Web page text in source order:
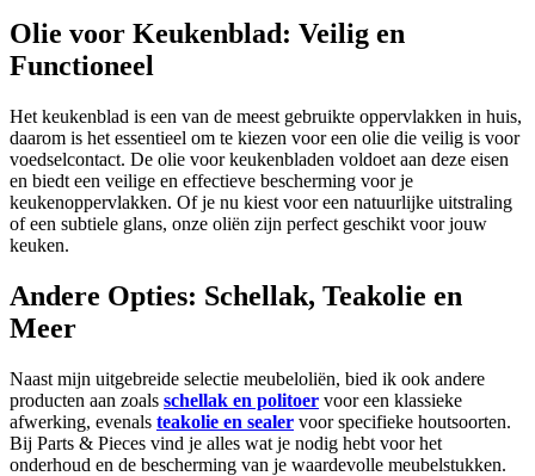
Olie voor Keukenblad: Veilig en
Functioneel
Het keukenblad is een van de meest gebruikte oppervlakken in huis,
daarom is het essentieel om te kiezen voor een olie die veilig is voor
voedselcontact. De olie voor keukenbladen voldoet aan deze eisen
en biedt een veilige en effectieve bescherming voor je
keukenoppervlakken. Of je nu kiest voor een natuurlijke uitstraling
of een subtiele glans, onze oliën zijn perfect geschikt voor jouw
keuken.
Andere Opties: Schellak, Teakolie en
Meer
Naast mijn uitgebreide selectie meubeloliën, bied ik ook andere
producten aan zoals schellak en politoer voor een klassieke
afwerking, evenals teakolie en sealer voor specifieke houtsoorten.
Bij Parts & Pieces vind je alles wat je nodig hebt voor het
onderhoud en de bescherming van je waardevolle meubelstukken.